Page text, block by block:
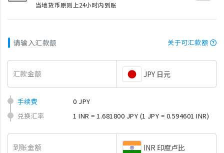
当地货币原则上24小时内到账
请输入汇款额 关于可汇款额
汇款金额 JPY 日元
手续费
0 JPY
兑换汇率
1 INR = 1.681800 JPY (1 JPY = 0.594601 INR)
到账金额 INR 印度卢比